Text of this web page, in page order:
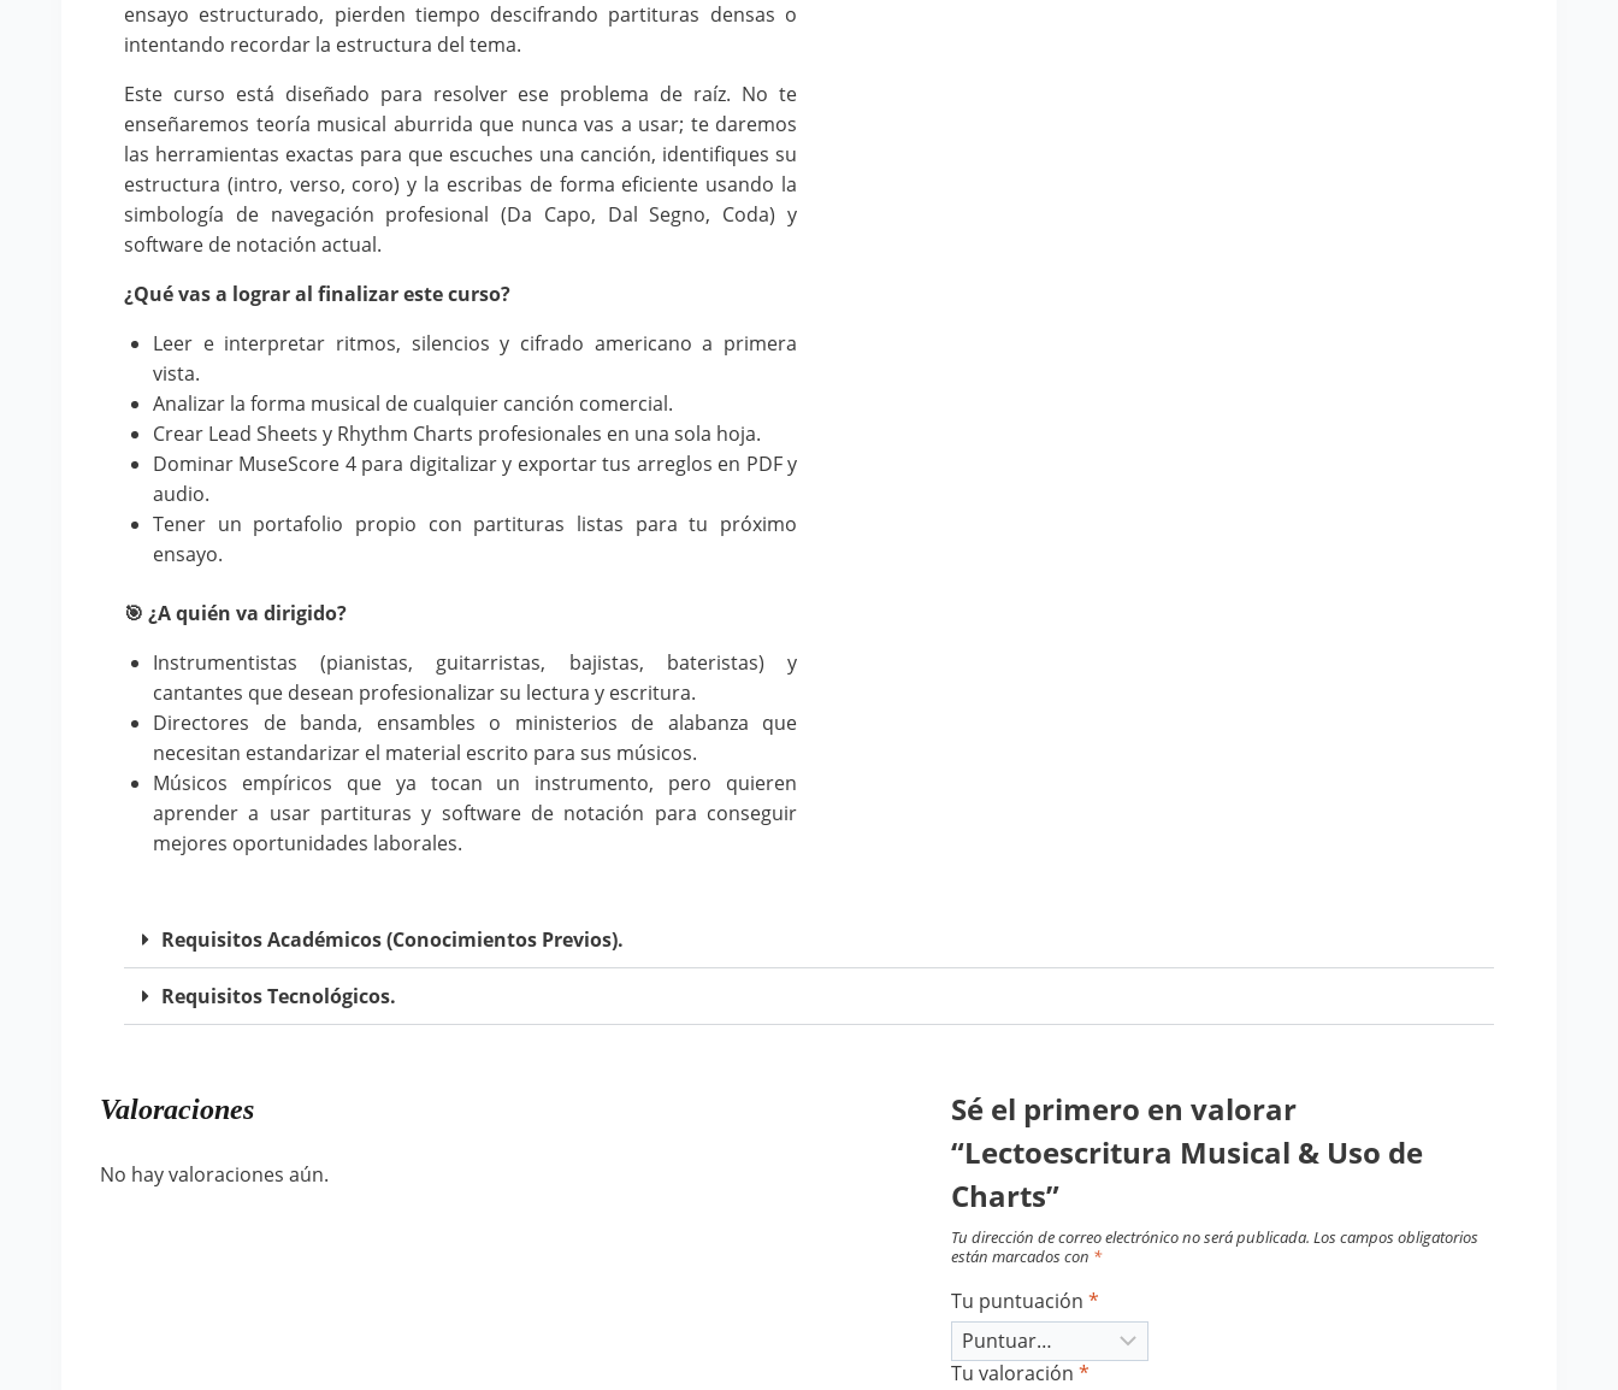
ensayo estructurado, pierden tiempo descifrando partituras densas o
intentando recordar la estructura del tema.
Este curso está diseñado para resolver ese problema de raíz. No te
enseñaremos teoría musical aburrida que nunca vas a usar; te daremos
las herramientas exactas para que escuches una canción, identifiques su
estructura (intro, verso, coro) y la escribas de forma eficiente usando la
simbología de navegación profesional (Da Capo, Dal Segno, Coda) y
software de notación actual.
¿Qué vas a lograr al finalizar este curso?
Leer e interpretar ritmos, silencios y cifrado americano a primera
vista.
Analizar la forma musical de cualquier canción comercial.
Crear Lead Sheets y Rhythm Charts profesionales en una sola hoja.
Dominar MuseScore 4 para digitalizar y exportar tus arreglos en PDF y
audio.
Tener un portafolio propio con partituras listas para tu próximo
ensayo.
🎯 ¿A quién va dirigido?
Instrumentistas (pianistas, guitarristas, bajistas, bateristas) y
cantantes que desean profesionalizar su lectura y escritura.
Directores de banda, ensambles o ministerios de alabanza que
necesitan estandarizar el material escrito para sus músicos.
Músicos empíricos que ya tocan un instrumento, pero quieren
aprender a usar partituras y software de notación para conseguir
mejores oportunidades laborales.
Requisitos Académicos (Conocimientos Previos).
Requisitos Tecnológicos.
Valoraciones
No hay valoraciones aún.
Sé el primero en valorar
“Lectoescritura Musical & Uso de
Charts”
Tu dirección de correo electrónico no será publicada. Los campos obligatorios
están marcados con *
Tu puntuación *
Tu valoración *